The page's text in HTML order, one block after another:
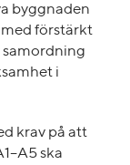
byggnaden
förstärkt
i
krav på att
ska